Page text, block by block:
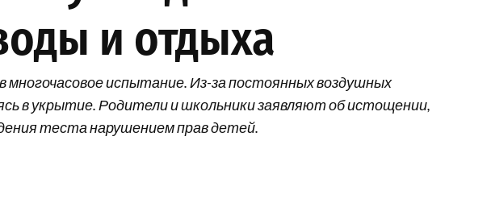
и отдыха
многочасовое испытание. Из-за постоянных воздушных
в укрытие. Родители и школьники заявляют об истощении,
теста нарушением прав детей.